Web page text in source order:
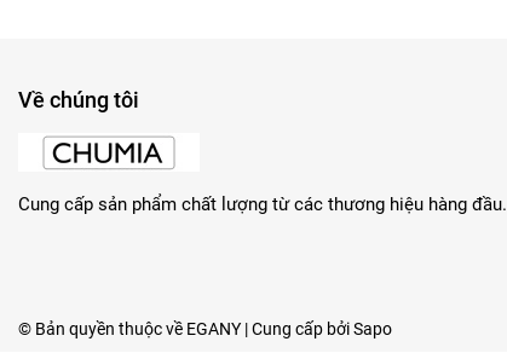
Về chúng tôi
Cung cấp sản phẩm chất lượng từ các thương hiệu hàng đầu.
© Bản quyền thuộc về EGANY | Cung cấp bởiSapo